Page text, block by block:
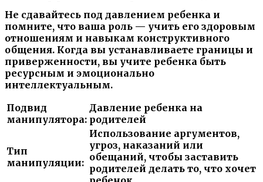
Не сдавайтесь под давлением ребенка и
помните, что ваша роль — учить его здоровым
отношениям и навыкам конструктивного
общения. Когда вы устанавливаете границы и
приверженности, вы учите ребенка быть
ресурсным и эмоционально
интеллектуальным.
Подвид
манипулятора:
Давление ребенка на
родителей
Тип
манипуляции:
Использование аргументов,
угроз, наказаний или
обещаний, чтобы заставить
родителей делать то, что хочет